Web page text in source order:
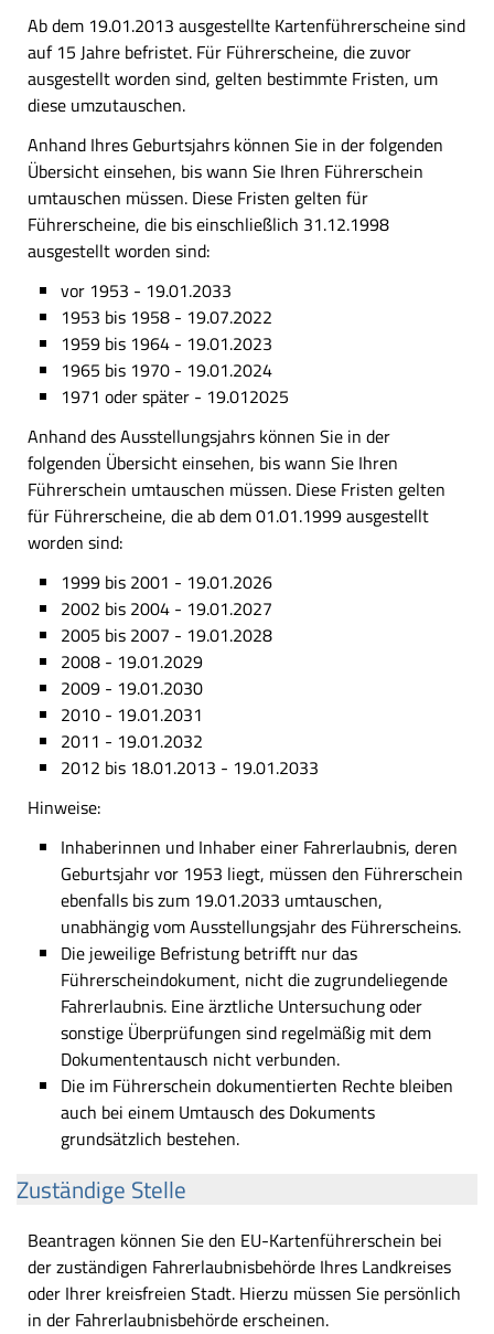
Ab dem 19.01.2013 ausgestellte Kartenführerscheine sind
auf 15 Jahre befristet. Für Führerscheine, die zuvor
ausgestellt worden sind, gelten bestimmte Fristen, um
diese umzutauschen.
Anhand Ihres Geburtsjahrs können Sie in der folgenden
Übersicht einsehen, bis wann Sie Ihren Führerschein
umtauschen müssen. Diese Fristen gelten für
Führerscheine, die bis einschließlich 31.12.1998
ausgestellt worden sind:
vor 1953 - 19.01.2033
1953 bis 1958 - 19.07.2022
1959 bis 1964 - 19.01.2023
1965 bis 1970 - 19.01.2024
1971 oder später - 19.012025
Anhand des Ausstellungsjahrs können Sie in der
folgenden Übersicht einsehen, bis wann Sie Ihren
Führerschein umtauschen müssen. Diese Fristen gelten
für Führerscheine, die ab dem 01.01.1999 ausgestellt
worden sind:
1999 bis 2001 - 19.01.2026
2002 bis 2004 - 19.01.2027
2005 bis 2007 - 19.01.2028
2008 - 19.01.2029
2009 - 19.01.2030
2010 - 19.01.2031
2011 - 19.01.2032
2012 bis 18.01.2013 - 19.01.2033
Hinweise:
Inhaberinnen und Inhaber einer Fahrerlaubnis, deren
Geburtsjahr vor 1953 liegt, müssen den Führerschein
ebenfalls bis zum 19.01.2033 umtauschen,
unabhängig vom Ausstellungsjahr des Führerscheins.
Die jeweilige Befristung betrifft nur das
Führerscheindokument, nicht die zugrundeliegende
Fahrerlaubnis. Eine ärztliche Untersuchung oder
sonstige Überprüfungen sind regelmäßig mit dem
Dokumententausch nicht verbunden.
Die im Führerschein dokumentierten Rechte bleiben
auch bei einem Umtausch des Dokuments
grundsätzlich bestehen.
Zuständige Stelle
Beantragen können Sie den EU-Kartenführerschein bei
der zuständigen Fahrerlaubnisbehörde Ihres Landkreises
oder Ihrer kreisfreien Stadt. Hierzu müssen Sie persönlich
in der Fahrerlaubnisbehörde erscheinen.